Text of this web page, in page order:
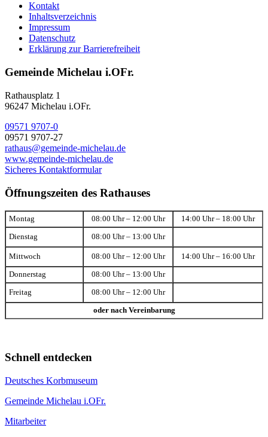
Kontakt
Inhaltsverzeichnis
Impressum
Datenschutz
Erklärung zur Barrierefreiheit
Gemeinde Michelau i.OFr.
Rathausplatz 1
96247 Michelau i.OFr.
09571 9707-0
09571 9707-27
rathaus@gemeinde-michelau.de
www.gemeinde-michelau.de
Sicheres Kontaktformular
Öffnungszeiten des Rathauses
Montag 08:00 Uhr – 12:00 Uhr 14:00 Uhr – 18:00 Uhr
Dienstag 08:00 Uhr – 13:00 Uhr
Mittwoch 08:00 Uhr – 12:00 Uhr 14:00 Uhr – 16:00 Uhr
Donnerstag 08:00 Uhr – 13:00 Uhr
Freitag 08:00 Uhr – 12:00 Uhr
oder nach Vereinbarung
Schnell entdecken
Deutsches Korbmuseum
Gemeinde Michelau i.OFr.
Mitarbeiter